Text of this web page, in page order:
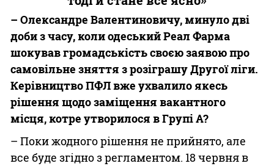
– Олександре Валентиновичу, минуло дві
доби з часу, коли одеський Реал Фарма
шокував громадськість своєю заявою про
самовільне зняття з розіграшу Другої ліги.
Керівництво ПФЛ вже ухвалило якесь
рішення щодо заміщення вакантного
місця, котре утворилося в Групі А?
– Поки жодного рішення не прийнято, але
все буде згідно з регламентом. 18 червня в